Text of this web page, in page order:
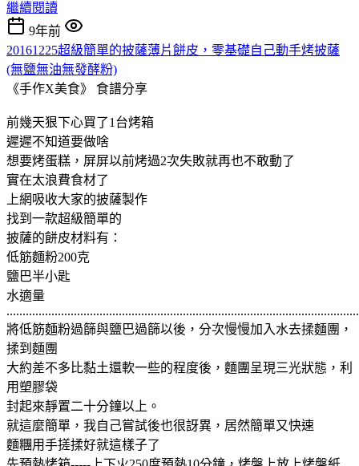
繼續閱讀
9年前
20161225超級簡單的披薩薄片餅皮，零基礎自己動手烤披薩
(無鹽無油無發酵粉)
《手作X美食》 食譜分享
前幾天狠下心買了1台烤箱
遲遲不知道要做啥
想要烤蛋糕，屏屏以前烤過2次失敗就再也不敢動了
實在太浪費食材了
上網吸收大家的披薩製作
找到一款超級簡單的
披薩的餅皮材料有：
低筋麵粉200克
鹽巴半小匙
水適量
將低筋麵粉過篩與鹽巴過篩以後，分次慢慢加入水去揉麵團，
揉到麵團
大約差不多比黏土還軟一些的程度後，麵團呈現三光狀態，利
用塑膠袋
封起來靜置二十分鐘以上。
就這麼簡單，我自己嘗試後也很訝異，居然簡單又快速
麵糰用手搓揉好就這樣子了